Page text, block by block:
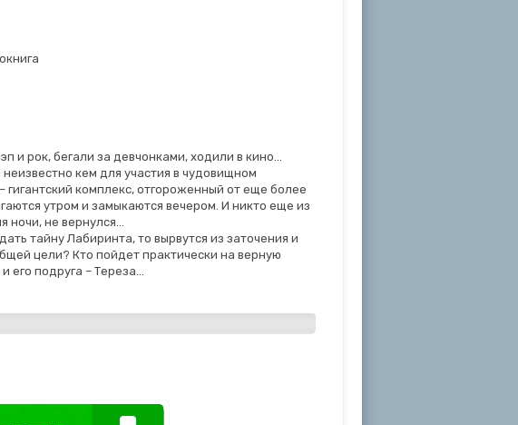
и рок, бегали за девчонками, ходили в кино…
кем для участия в чудовищном
комплекс, отгороженный от еще более
утром и замыкаются вечером. И никто еще из
ночи, не вернулся…
тайну Лабиринта, то вырвутся из заточения и
цели? Кто пойдет практически на верную
его подруга – Тереза…